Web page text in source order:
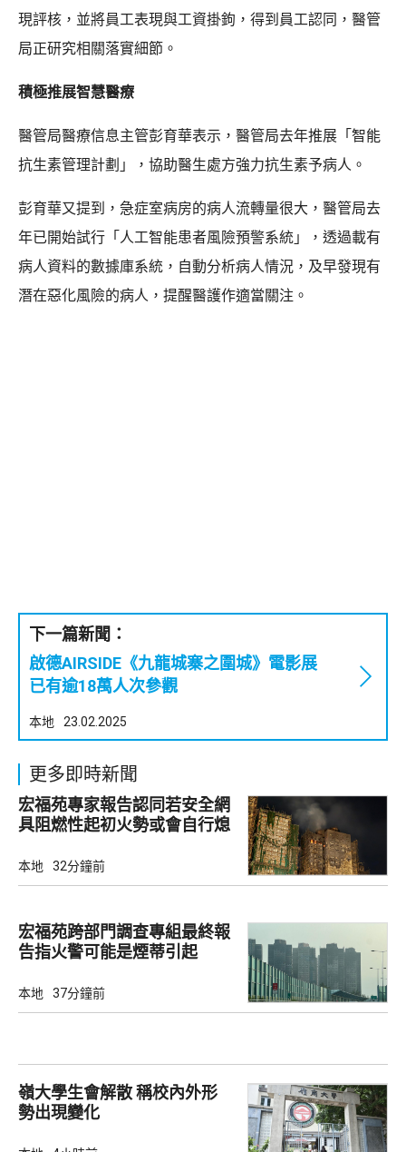
現評核，並將員工表現與工資掛鉤，得到員工認同，醫管
局正研究相關落實細節。
積極推展智慧醫療
醫管局醫療信息主管彭育華表示，醫管局去年推展「智能
抗生素管理計劃」，協助醫生處方強力抗生素予病人。
彭育華又提到，急症室病房的病人流轉量很大，醫管局去
年已開始試行「人工智能患者風險預警系統」，透過載有
病人資料的數據庫系統，自動分析病人情況，及早發現有
潛在惡化風險的病人，提醒醫護作適當關注。
下一篇新聞：
啟德AIRSIDE《九龍城寨之圍城》電影展
已有逾18萬人次參觀
本地 23.02.2025
更多即時新聞
宏福苑專家報告認同若安全網
具阻燃性起初火勢或會自行熄
本地 32分鐘前
宏福苑跨部門調查專組最終報
告指火警可能是煙蒂引起
本地 37分鐘前
嶺大學生會解散 稱校內外形
勢出現變化